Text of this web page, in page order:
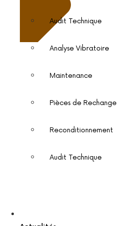
Audit Technique
Analyse Vibratoire
Maintenance
Pièces de Rechange
Reconditionnement
Audit Technique